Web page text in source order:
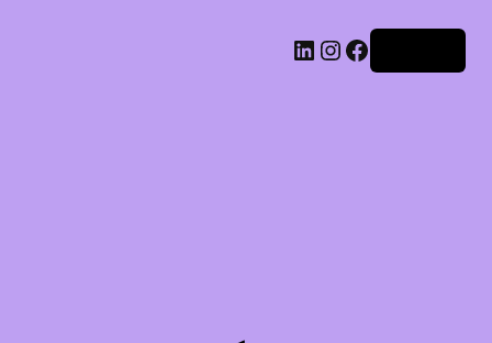
LinkedIn
Instagram
Facebook